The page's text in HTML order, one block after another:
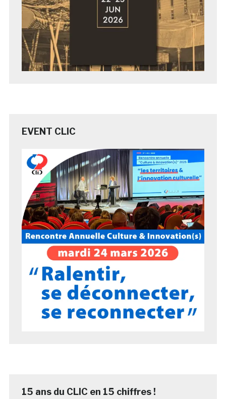
EVENT CLIC
15 ans du CLIC en 15 chiffres !